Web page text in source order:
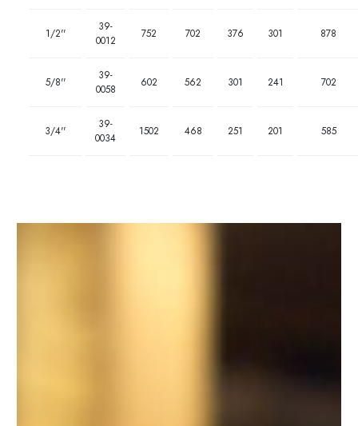
1/2''
39-
0012
752 702 376 301 878
5/8''
39-
0058
602 562 301 241 702
3/4''
39-
0034
1502 468 251 201 585